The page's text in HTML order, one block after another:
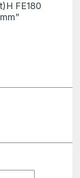
FE180